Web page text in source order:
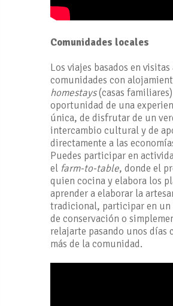
Comunidades locales
Los viajes basados en visitas
comunidades con
homestays(casas
oportunidad de una
única, de disfrutar de un
intercambio cultural y de
directamente a las
Puedes participar en
el farm-to-table, donde el
quien cocina y elabora los
aprender a elaborar la
tradicional, participar en un
de conservación o
relajarte pasando unos días
más de la comunidad.